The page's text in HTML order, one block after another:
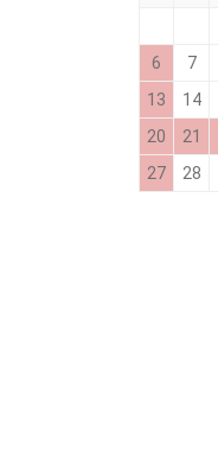
6
7
13
14
20
21
27
28